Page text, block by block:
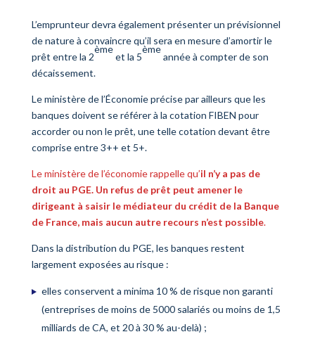
L’emprunteur devra également présenter un prévisionnel
de nature à convaincre qu’il sera en mesure d’amortir le
prêt entre la 2
ème
et la 5
ème
année à compter de son
décaissement.
Le ministère de l’Économie précise par ailleurs que les
banques doivent se référer à la cotation FIBEN pour
accorder ou non le prêt, une telle cotation devant être
comprise entre 3++ et 5+.
Le ministère de l’économie rappelle qu’il n’y a pas de
droit au PGE. Un refus de prêt peut amener le
dirigeant à saisir le médiateur du crédit de la Banque
de France, mais aucun autre recours n’est possible.
Dans la distribution du PGE, les banques restent
largement exposées au risque :
elles conservent a minima 10 % de risque non garanti
(entreprises de moins de 5000 salariés ou moins de 1,5
milliards de CA, et 20 à 30 % au-delà) ;